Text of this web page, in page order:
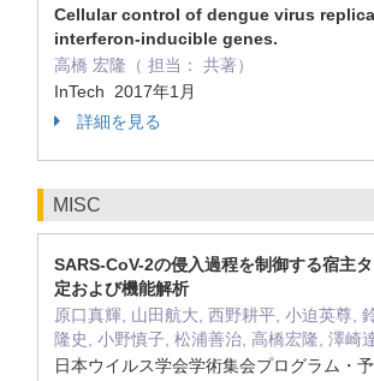
Cellular control of dengue virus
interferon-inducible genes.
高橋 宏隆（ 担当： 共著）
InTech 2017年1月
詳細を見る
MISC
SARS-CoV-2の侵入過程を制御する宿主
定および機能解析
原口真輝, 山田航大, 西野耕平, 小迫英尊,
隆史, 小野慎子, 松浦善治, 高橋宏隆, 澤崎
日本ウイルス学会学術集会プログラム・